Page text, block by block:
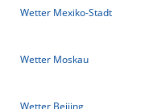
Wetter Mexiko-Stadt
Wetter Moskau
Wetter Beijing